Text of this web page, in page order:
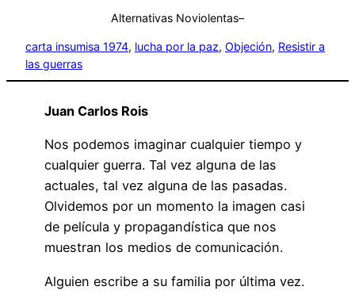
Alternativas Noviolentas–
carta insumisa 1974, lucha por la paz, Objeción, Resistir a
las guerras
Juan Carlos Rois
Nos podemos imaginar cualquier tiempo y
cualquier guerra. Tal vez alguna de las
actuales, tal vez alguna de las pasadas.
Olvidemos por un momento la imagen casi
de película y propagandística que nos
muestran los medios de comunicación.
Alguien escribe a su familia por última vez.